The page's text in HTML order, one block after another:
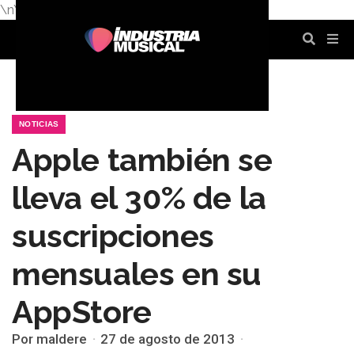
\n\n
NOTICIAS
Apple también se
lleva el 30% de la
suscripciones
mensuales en su
AppStore
Por maldere 27 de agosto de 2013